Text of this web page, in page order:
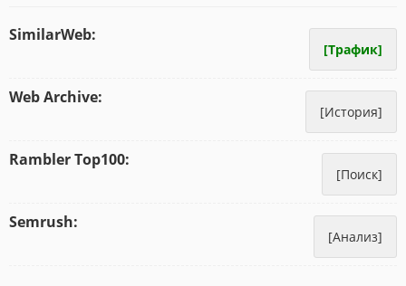
SimilarWeb:
[Трафик]
Web Archive:
[История]
Rambler Top100:
[Поиск]
Semrush:
[Анализ]